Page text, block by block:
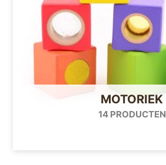
MOTORIEK
14 PRODUCTEN